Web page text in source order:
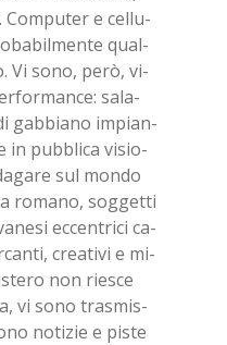
Com­pu­ter e cel­lu­
qual­
Vi sono, però, vi­
sa­la­
gab­bia­no im­pian­
in pub­bli­ca vi­sio­
sul mon­do
ro­ma­no, sog­get­ti
ec­cen­tri­ci ca­
crea­ti­vi e mi­
non rie­sce
vi sono tra­smis­
no­ti­zie e pi­ste